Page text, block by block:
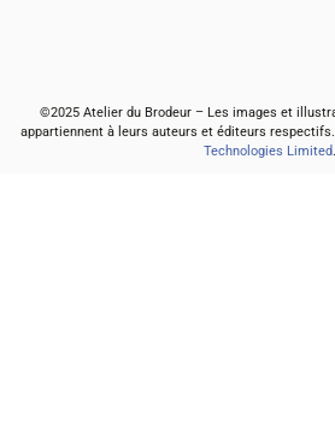
©2025 Atelier du Brodeur – Les images et
appartiennent à leurs auteurs et éditeurs
Technologies Limited.